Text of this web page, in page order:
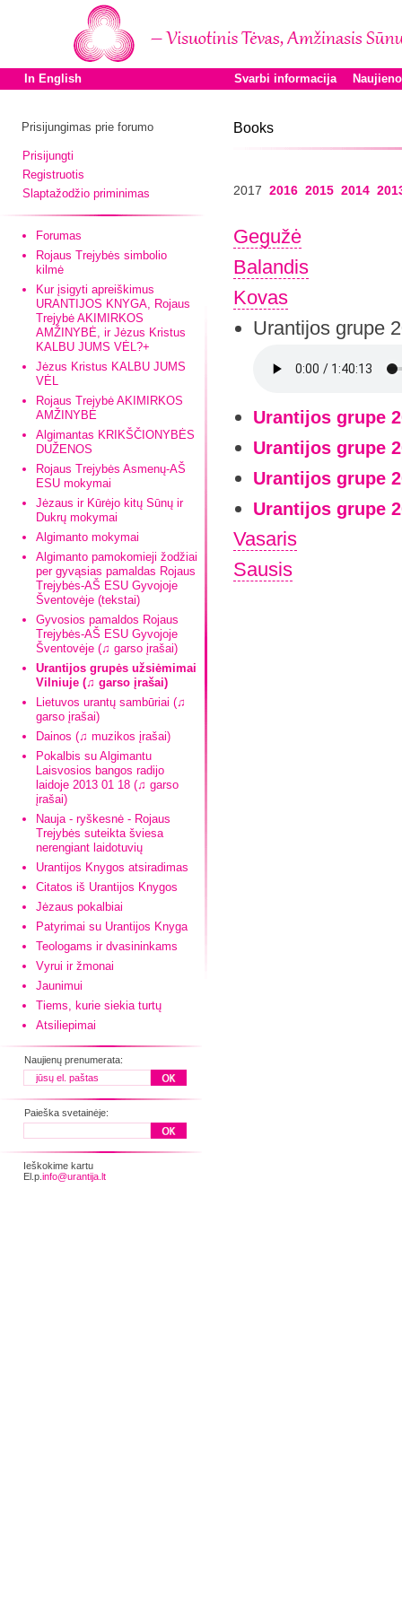
In English Svarbi informacija
Prisijungimas prie forumo
Prisijungti
Registruotis
Slaptažodžio priminimas
Forumas
Rojaus Trejybės simbolio
kilmė
Kur įsigyti apreiškimus
URANTIJOS KNYGA, Rojaus
Trejybė AKIMIRKOS
AMŽINYBĖ, ir Jėzus Kristus
KALBU JUMS VĖL?+
Jėzus Kristus KALBU JUMS
VĖL
Rojaus Trejybė AKIMIRKOS
AMŽINYBĖ
Algimantas KRIKŠČIONYBĖS
DUŽENOS
Rojaus Trejybės Asmenų-AŠ
ESU mokymai
Jėzaus ir Kūrėjo kitų Sūnų ir
Dukrų mokymai
Algimanto mokymai
Algimanto pamokomieji žodžiai
per gyvąsias pamaldas Rojaus
Trejybės-AŠ ESU Gyvojoje
Šventovėje (tekstai)
Gyvosios pamaldos Rojaus
Trejybės-AŠ ESU Gyvojoje
Šventovėje (♫ garso įrašai)
Urantijos grupės užsiėmimai
Vilniuje (♫ garso įrašai)
Lietuvos urantų sambūriai (♫
garso įrašai)
Dainos (♫ muzikos įrašai)
Pokalbis su Algimantu
Laisvosios bangos radijo
laidoje 2013 01 18 (♫ garso
įrašai)
Nauja - ryškesnė - Rojaus
Trejybės suteikta šviesa
nerengiant laidotuvių
Urantijos Knygos atsiradimas
Citatos iš Urantijos Knygos
Jėzaus pokalbiai
Patyrimai su Urantijos Knyga
Teologams ir dvasininkams
Vyrui ir žmonai
Jaunimui
Tiems, kurie siekia turtų
Atsiliepimai
Naujienų prenumerata:
Paieška svetainėje:
Ieškokime kartu
El.p. info@urantija.lt
Books
2017 2016 2015 2014
Gegužė
Balandis
Kovas
Urantijos grupe
Urantijos grupe
Urantijos grupe
Urantijos grupe
Urantijos grupe
Vasaris
Sausis